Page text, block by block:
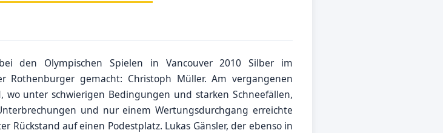
den Olympischen Spielen in Vancouver 2010 Silber im
Rothenburger gemacht: Christoph Müller. Am vergangenen
wo unter schwierigen Bedingungen und starken Schneefällen,
und nur einem Wertungsdurchgang erreichte
Rückstand auf einen Podestplatz. Lukas Gänsler, der ebenso in